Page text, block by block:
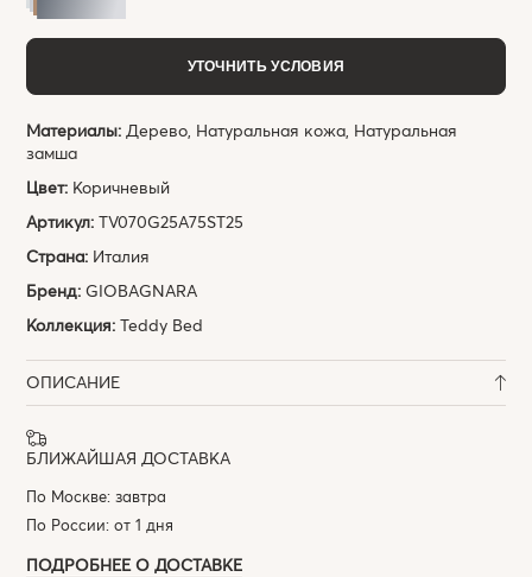
УТОЧНИТЬ УСЛОВИЯ
Материалы: Дерево, Натуральная кожа, Натуральная
замша
Цвет: Коричневый
Артикул:TV070G25A75ST25
Страна: Италия
Бренд:GIOBAGNARA
Коллекция:Teddy Bed
ОПИСАНИЕ
БЛИЖАЙШАЯ ДОСТАВКА
По Москве: завтра
По России: от 1 дня
ПОДРОБНЕЕ О ДОСТАВКЕ